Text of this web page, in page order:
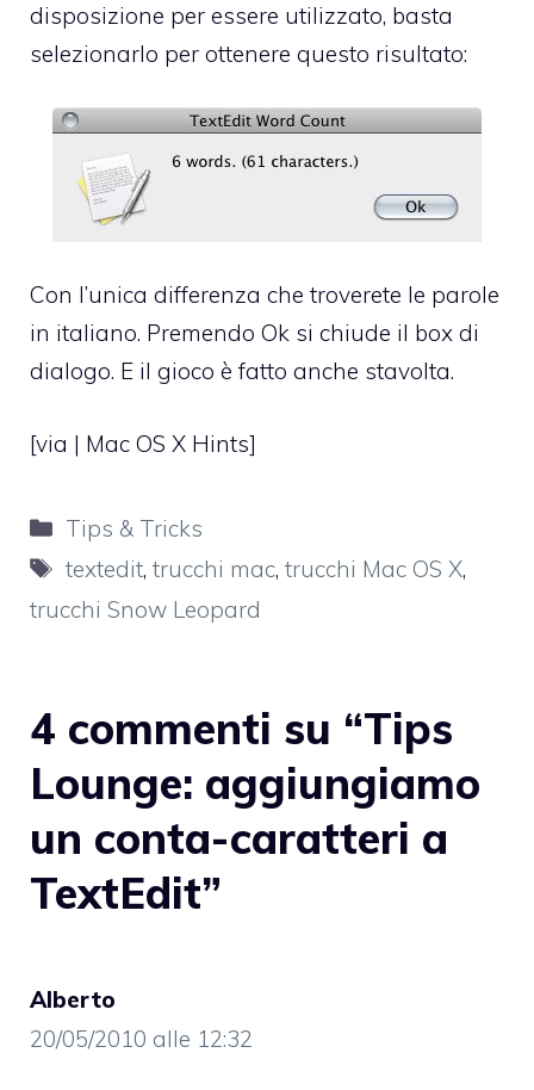
disposizione per essere utilizzato, basta
selezionarlo per ottenere questo risultato:
Con l’unica differenza che troverete le parole
in italiano. Premendo Ok si chiude il box di
dialogo. E il gioco è fatto anche stavolta.
[via | Mac OS X Hints]
Categorie
Tips & Tricks
Tag
textedit,trucchi mac,trucchi Mac OS X,
trucchi Snow Leopard
4 commenti su “Tips
Lounge: aggiungiamo
un conta-caratteri a
TextEdit”
Alberto
20/05/2010 alle 12:32